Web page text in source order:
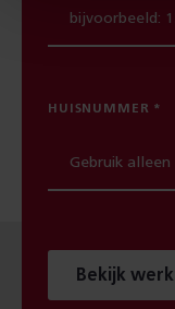
HUISNUMMER
Bekijk